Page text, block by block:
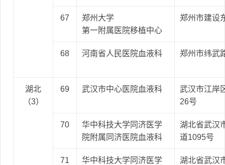
67
郑州大学
第一附属医院移植中心
郑州市建设
68 河南省人民医院血液科 郑州市纬武
湖北
（3）
69 武汉市中心医院血液科
武汉市江岸
26号
70
华中科技大学同济医学
院附属同济医院血液科
湖北省武汉
道1095号
71
华中科技大学同济医学
湖北省武汉